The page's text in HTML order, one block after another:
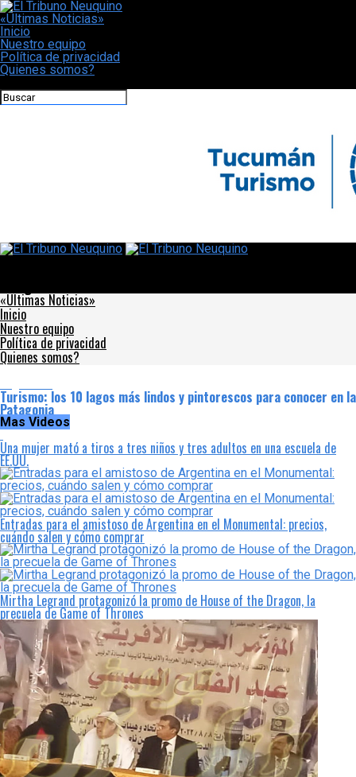
«Últimas Noticias»
Inicio
Nuestro equipo
Política de privacidad
Quienes somos?
«Últimas Noticias»
Inicio
Nuestro equipo
Política de privacidad
Quienes somos?
Turismo: los 10 lagos más lindos y pintorescos para conocer en la
Patagonia
Mas Videos
Una mujer mató a tiros a tres niños y tres adultos en una escuela de
EE.UU.
Entradas para el amistoso de Argentina en el Monumental: precios,
cuándo salen y cómo comprar
Mirtha Legrand protagonizó la promo de House of the Dragon, la
precuela de Game of Thrones